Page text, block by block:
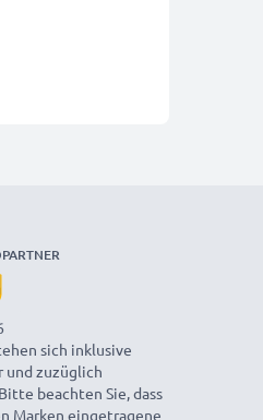
sich inklusive
zuzüglich
beachten Sie, dass
Marken eingetragene